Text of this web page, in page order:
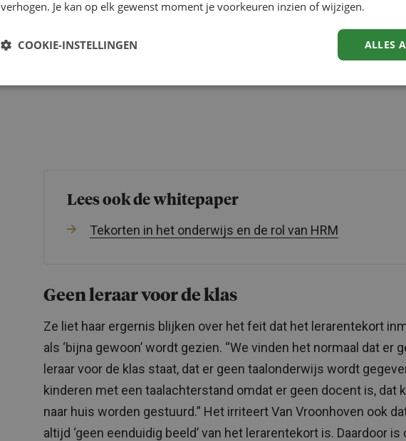
Lees ook de whitepaper
Tekorten in het onderwijs en de rol van HRM
Geen leraar voor de klas
Ze liet haar ergernis blijken over het feit dat het lerarentekort
als ‘bijna gewoon’ wordt gezien. “We vinden het normaal dat er
leraar voor de klas staat, dat er geen taalonderwijs wordt
kinderen met een taalachterstand omdat er geen docent is, dat
naar huis worden gestuurd.” Het irriteert Van Vroonhoven ook
altijd ‘geen eenduidig beeld’ van het lerarentekort is. Daardoor is
verhogen. Je kan op elk gewenst moment je voorkeuren inzien of wijzigen.
ALLES
COOKIE-INSTELLINGEN